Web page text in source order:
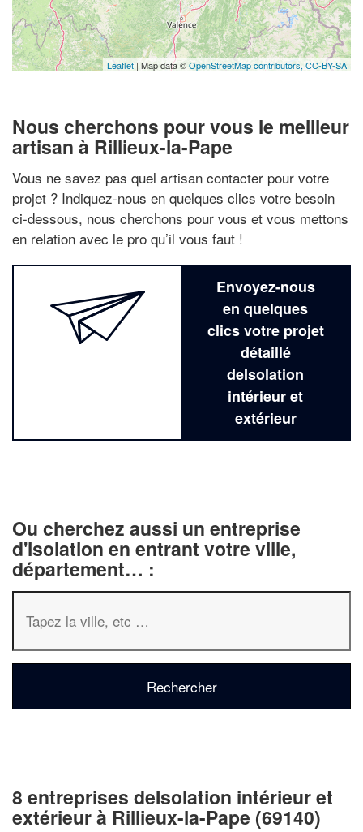
Leaflet | Map data ©OpenStreetMap contributors, CC-BY-SA
Nous cherchons pour vous le meilleur
artisan à Rillieux-la-Pape
Vous ne savez pas quel artisan contacter pour votre
projet ? Indiquez-nous en quelques clics votre besoin
ci-dessous, nous cherchons pour vous et vous mettons
en relation avec le pro qu’il vous faut !
Envoyez-nous
en quelques
clics votre projet
détaillé
deIsolation
intérieur et
extérieur
Ou cherchez aussi un entreprise
d'isolation en entrant votre ville,
département… :
8 entreprises deIsolation intérieur et
extérieur à Rillieux-la-Pape (69140)